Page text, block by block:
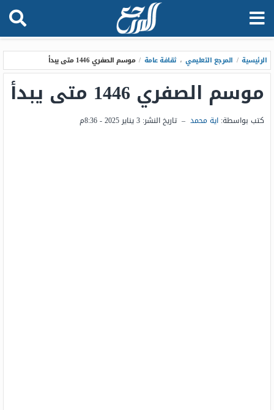
الرئيسية / المرجع التعليمي ، ثقافة عامة / موسم الصفري 1446 متى يبدأ
موسم الصفري 1446 متى يبدأ
كتب بواسطة: اية محمد – تاريخ النشر: 3 يناير 2025 - 8:36م